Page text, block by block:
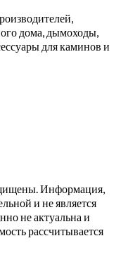
дома, дымоходы,
для каминов и
Информация,
и не является
не актуальна и
рассчитывается